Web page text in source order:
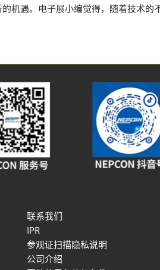
机遇。电子展小编觉得，随着技术
联系我们
IPR
参观证扫描隐私说明
公司介绍